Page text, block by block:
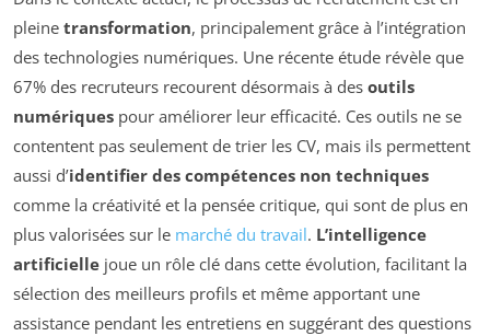
pleine transformation, principalement grâce à l’intégration
des technologies numériques. Une récente étude révèle que
67% des recruteurs recourent désormais à des outils
numériques pour améliorer leur efficacité. Ces outils ne se
contentent pas seulement de trier les CV, mais ils permettent
aussi d’identifier des compétences non techniques
comme la créativité et la pensée critique, qui sont de plus en
plus valorisées sur le marché du travail. L’intelligence
artificielle joue un rôle clé dans cette évolution, facilitant la
sélection des meilleurs profils et même apportant une
assistance pendant les entretiens en suggérant des questions